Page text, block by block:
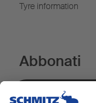
Tyre information
Abbonati